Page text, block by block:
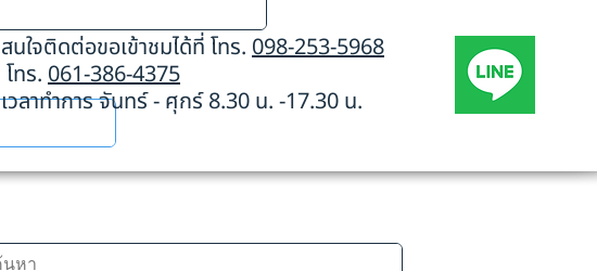
สนใจติดต่อขอเข้าชมได้ที่ โทร. 098-253-5968
โทร. 061-386-4375
เวลาทำการ จันทร์ - ศุกร์ 8.30 น. -17.30 น.